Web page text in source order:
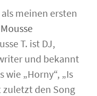
meinen ersten
Mousse
T. ist DJ,
und bekannt
„Horny“, „Is
den Song